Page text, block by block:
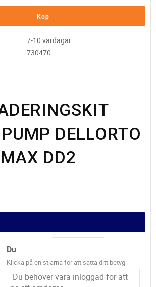
Köp
7-10 vardagar
730470
DELLORTO
DD2
Du
Klicka på en stjärna för att sätta ditt betyg